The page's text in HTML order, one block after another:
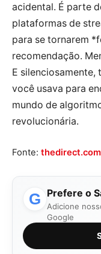
acidental. É parte
plataformas de
para se tornarem
recomendação.
E silenciosamente,
você usava para
mundo de
revolucionária.
Fonte: thedirect.com
G Prefere o
Adicione
Google